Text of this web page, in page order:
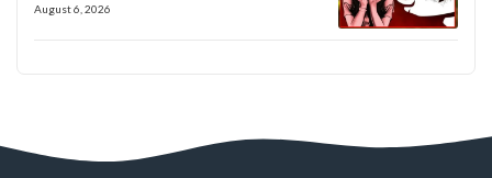
August 6, 2026